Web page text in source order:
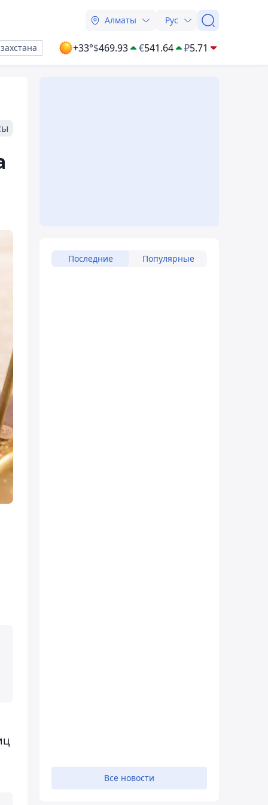
Алматы Рус
+33°$469.93 €541.64 ₽5.71
Последние Популярные
Все новости